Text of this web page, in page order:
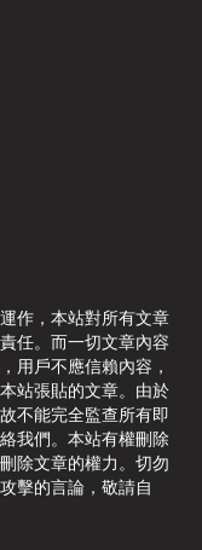
作，本站對所有文章
任。而一切文章內容
用戶不應信賴內容，
站張貼的文章。由於
不能完全監查所有即
我們。本站有權刪除
除文章的權力。切勿
擊的言論，敬請自